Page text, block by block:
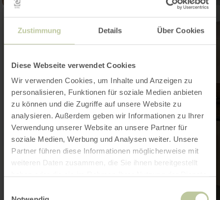
Zustimmung Details Über Cookies
Diese Webseite verwendet Cookies
Wir verwenden Cookies, um Inhalte und Anzeigen zu
personalisieren, Funktionen für soziale Medien anbieten
zu können und die Zugriffe auf unsere Website zu
analysieren. Außerdem geben wir Informationen zu Ihrer
Verwendung unserer Website an unsere Partner für
soziale Medien, Werbung und Analysen weiter. Unsere
Partner führen diese Informationen möglicherweise mit
weiteren Daten zusammen, die Sie ihnen bereitgestellt